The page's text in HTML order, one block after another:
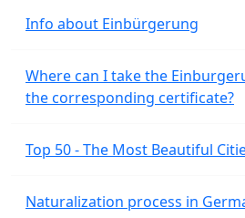
Info about Einbürgerung
Where can I take the
the corresponding certificate?
Top 50 - The Most Beautiful
Naturalization process in